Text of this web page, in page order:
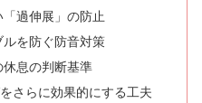
過伸展」の防止
を防ぐ防音対策
息の判断基準
さらに効果的にする工夫